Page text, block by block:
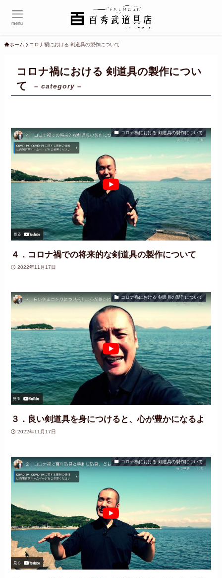
menu
ホーム コロナ禍における 剣道具の製作について
コロナ禍における 剣道具の製作につい
て
– category –
コロナ禍における 剣道具の製作について
４．コロナ禍での将来的な剣道具の製作について
2022年11月17日
コロナ禍における 剣道具の製作について
３．良い剣道具を身につけると、心が豊かになるよ
2022年11月17日
コロナ禍における 剣道具の製作について